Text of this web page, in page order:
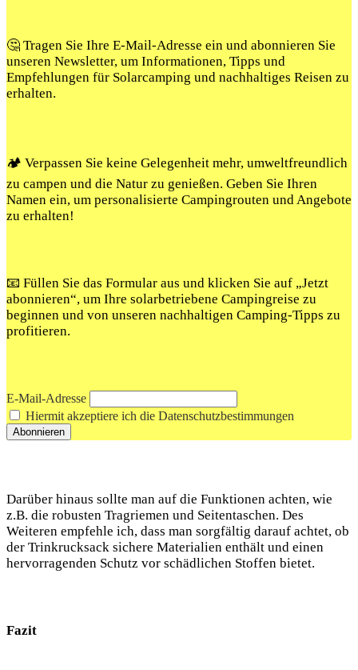
🤔 Tragen Sie Ihre E-Mail-Adresse ein und abonnieren Sie
unseren Newsletter, um Informationen, Tipps und
Empfehlungen für Solarcamping und nachhaltiges Reisen zu
erhalten.
🏕️ Verpassen Sie keine Gelegenheit mehr, umweltfreundlich
zu campen und die Natur zu genießen. Geben Sie Ihren
Namen ein, um personalisierte Campingrouten und Angebote
zu erhalten!
📧 Füllen Sie das Formular aus und klicken Sie auf „Jetzt
abonnieren“, um Ihre solarbetriebene Campingreise zu
beginnen und von unseren nachhaltigen Camping-Tipps zu
profitieren.
E-Mail-Adresse
Hiermit akzeptiere ich die Datenschutzbestimmungen
Darüber‍ hinaus sollte⁤ man auf⁢ die Funktionen achten, ​wie
z.B. die robusten Tragriemen‌ und‍ Seitentaschen. Des
Weiteren ‍empfehle⁢ ich, dass​ man sorgfältig⁤ darauf achtet, ob
der Trinkrucksack ⁤sichere Materialien⁤ enthält und einen
hervorragenden Schutz vor schädlichen⁢ Stoffen bietet.
Fazit